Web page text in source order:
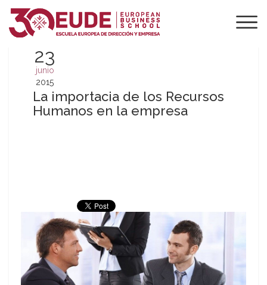
23
junio
2015
La importacia de los Recursos
Humanos en la empresa